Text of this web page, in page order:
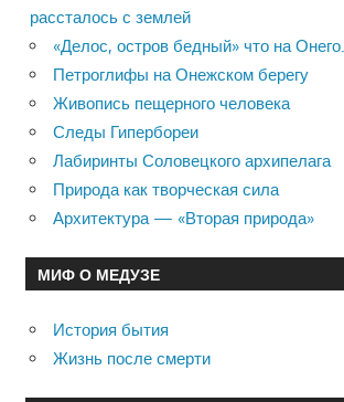
рассталось с землей
«Делос, остров бедный» что на Онего…
Петроглифы на Онежском берегу
Живопись пещерного человека
Следы Гипербореи
Лабиринты Соловецкого архипелага
Природа как творческая сила
Архитектура — «Вторая природа»
МИФ О МЕДУЗЕ
История бытия
Жизнь после смерти